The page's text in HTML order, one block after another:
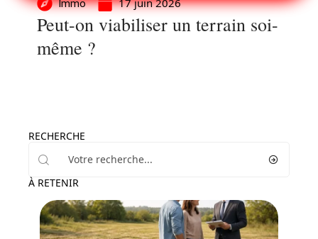
Immo 17 juin 2026
Peut-on viabiliser un terrain soi-
même ?
RECHERCHE
À RETENIR